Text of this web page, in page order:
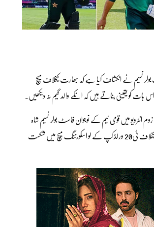
نسیم نے انکشاف کیا ہے کہ بھارت کیخلاف میچ
بات کو یقینی بناتے ہیں کہ انکے والد گیم نہ دیکھیں۔
انٹرویو میں قومی ٹیم کے نوجوان فاسٹ بولر نسیم شاہ
نے کہا کہ بھارت کیخلاف ٹی20 ورلڈکپ کے لو اسکورننگ میچ میں شکست